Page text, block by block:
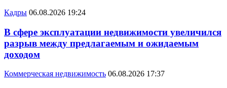
Кадры 06.08.2026 19:24
В сфере эксплуатации недвижимости увеличился
разрыв между предлагаемым и ожидаемым
доходом
Коммерческая недвижимость 06.08.2026 17:37